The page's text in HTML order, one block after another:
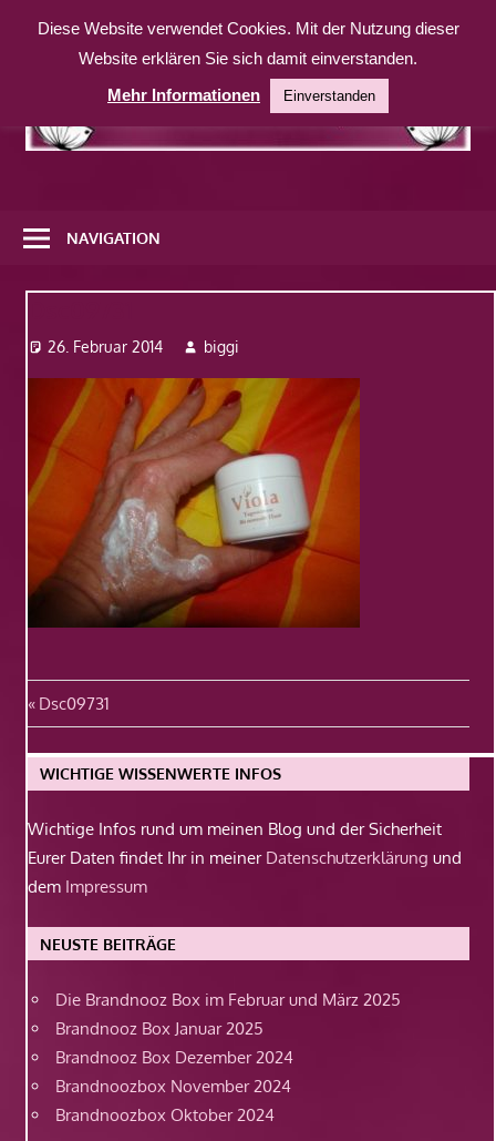
Inhalt
weitere
Website
NAVIGATION
26. Februar 2014 biggi
Beitragsnavigation
Vorheriger
Beitrag:
Dsc09731
WICHTIGE WISSENWERTE INFOS
Wichtige Infos rund um meinen Blog und der Sicherheit
Eurer Daten findet Ihr in meiner Datenschutzerklärung und
dem Impressum
NEUSTE BEITRÄGE
Die Brandnooz Box im Februar und März 2025
Brandnooz Box Januar 2025
Brandnooz Box Dezember 2024
Brandnoozbox November 2024
Brandnoozbox Oktober 2024
Diese Website verwendet Cookies. Mit der Nutzung dieser
Website erklären Sie sich damit einverstanden.
Mehr Informationen
Einverstanden